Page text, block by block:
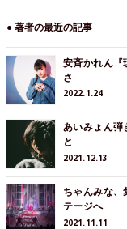
● 著者の最近の記事
安斉かれん『
さ
2022.1.24
あいみょん弾
と
2021.12.13
ちゃんみな
テージへ
2021.11.11